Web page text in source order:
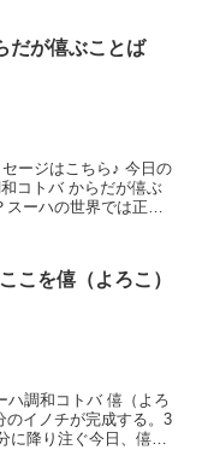
が僖ぶことば
はこちら♪ 今日の
らだが僖ぶ
こを僖（よろこ）
コトバ 僖（よろ
に降り注ぐ今日、僖び